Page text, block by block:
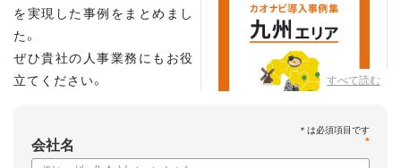
すべて読む
を実現した事例をまとめまし
た。
ぜひ貴社の人事業務にもお役
立てください。
*
会社名